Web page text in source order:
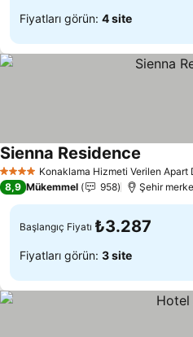
Fiyatları görün: 4 site
4 Yıldız Konaklama Hizmeti Verilen Apart
Sienna Residence
8,9 Mükemmel 958 Şehir
Başlangıç Fiyatı ₺3.287
Fiyatları görün: 3 site